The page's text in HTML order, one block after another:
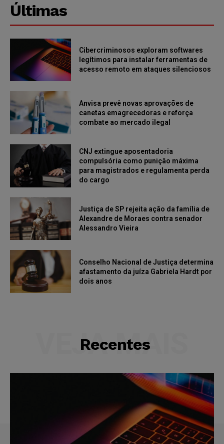
Últimas
Cibercriminosos exploram softwares
legítimos para instalar ferramentas de
acesso remoto em ataques silenciosos
Anvisa prevê novas aprovações de
canetas emagrecedoras e reforça
combate ao mercado ilegal
CNJ extingue aposentadoria
compulsória como punição máxima
para magistrados e regulamenta perda
do cargo
Justiça de SP rejeita ação da família de
Alexandre de Moraes contra senador
Alessandro Vieira
Conselho Nacional de Justiça determina
afastamento da juíza Gabriela Hardt por
dois anos
Recentes
VEJA MAIS